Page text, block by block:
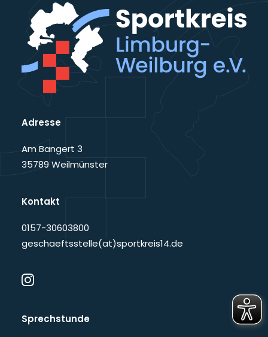
Adresse
Am Bangert 3
35789 Weilmünster
Kontakt
0157-30603800
geschaeftsstelle(at)sportkreis14.de
Sprechstunde